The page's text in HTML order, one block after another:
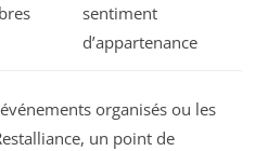
sentiment
d’appartenance
organisés ou les
un point de